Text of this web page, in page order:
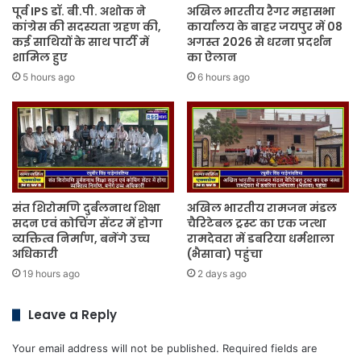
पूर्व IPS डॉ. बी.पी. अशोक ने
कांग्रेस की सदस्यता ग्रहण की,
कई साथियों के साथ पार्टी में
शामिल हुए
5 hours ago
अखिल भारतीय रैगर महासभा
कार्यालय के बाहर जयपुर में 08
अगस्त 2026 से धरना प्रदर्शन
का ऐलान
6 hours ago
संत शिरोमणि दुर्बलनाथ शिक्षा
सदन एवं कोचिंग सेंटर में होगा
व्यक्तित्व निर्माण, बनेंगे उच्च
अधिकारी
19 hours ago
अखिल भारतीय रामजन मंडल
चैरिटेबल ट्रस्ट का एक जत्था
रामदेवरा में डबरिया धर्मशाला
(भैसावा) पहुंचा
2 days ago
Leave a Reply
Your email address will not be published. Required fields are